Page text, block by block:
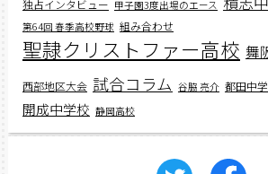
独占インタビュー 甲子園3度出場のエース
第64回 春季高校野球 組み合わせ
聖隷クリストファー高校 舞
西部地区大会 試合コラム 谷脇 亮介 都田中
開成中学校 静岡高校